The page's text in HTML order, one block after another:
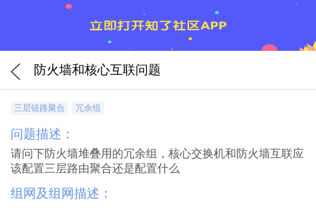
防火墙和核心互联问题
三层链路聚合 冗余组
问题描述：
请问下防火墙堆叠用的冗余组，核心交换机和防火墙互联应
该配置三层路由聚合还是配置什么
组网及组网描述：